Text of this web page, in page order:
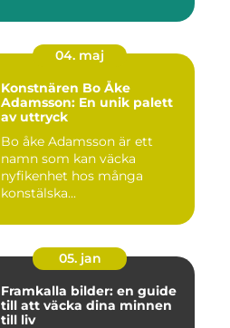
04. maj
Konstnären Bo Åke
Adamsson: En unik palett
av uttryck
Bo åke Adamsson är ett
namn som kan väcka
nyfikenhet hos många
konstälska...
05. jan
Framkalla bilder: en guide
till att väcka dina minnen
till liv